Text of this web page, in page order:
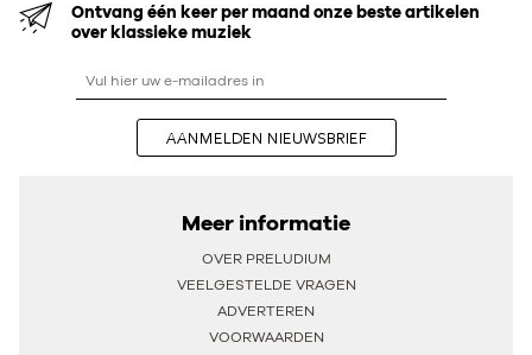
Ontvang één keer per maand onze beste artikelen
over klassieke muziek
AANMELDEN NIEUWSBRIEF
Meer informatie
OVER PRELUDIUM
VEELGESTELDE VRAGEN
ADVERTEREN
VOORWAARDEN